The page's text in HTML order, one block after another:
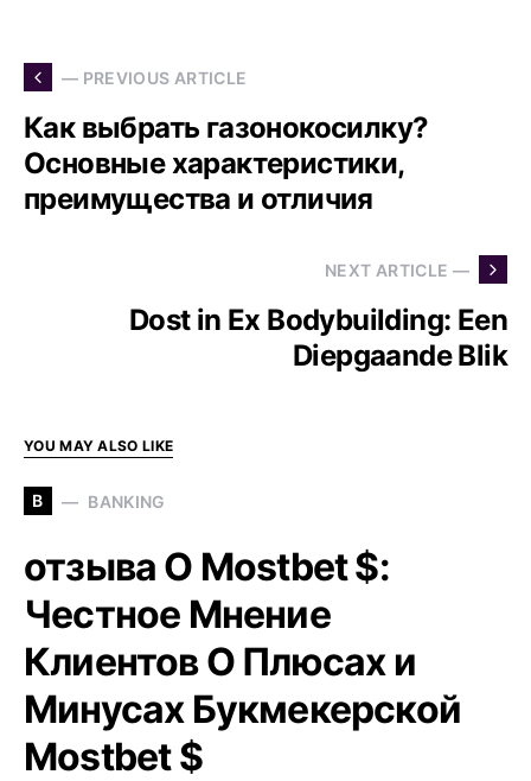
— PREVIOUS ARTICLE
Как выбрать газонокосилку?
Основные характеристики,
преимущества и отличия
NEXT ARTICLE —
Dost in Ex Bodybuilding: Een
Diepgaande Blik
YOU MAY ALSO LIKE
B BANKING
отзыва О Mostbet $:
Честное Мнение
Клиентов О Плюсах и
Минусах Букмекерской
Mostbet $